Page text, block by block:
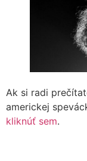
Ak si radi
americkej
kliknúť sem.